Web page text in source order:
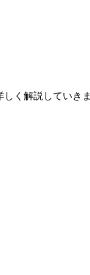
く解説していきま